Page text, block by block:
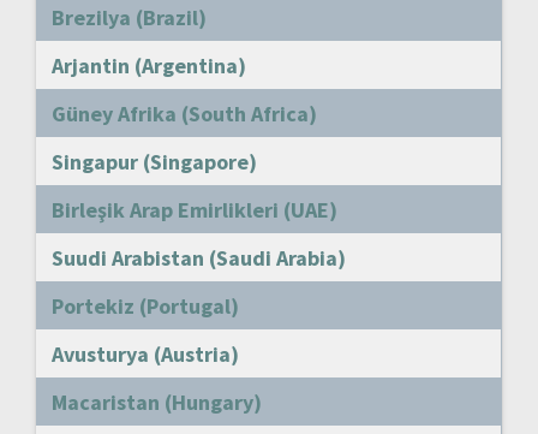
Brezilya (Brazil)
Arjantin (Argentina)
Güney Afrika (South Africa)
Singapur (Singapore)
Birleşik Arap Emirlikleri (UAE)
Suudi Arabistan (Saudi Arabia)
Portekiz (Portugal)
Avusturya (Austria)
Macaristan (Hungary)